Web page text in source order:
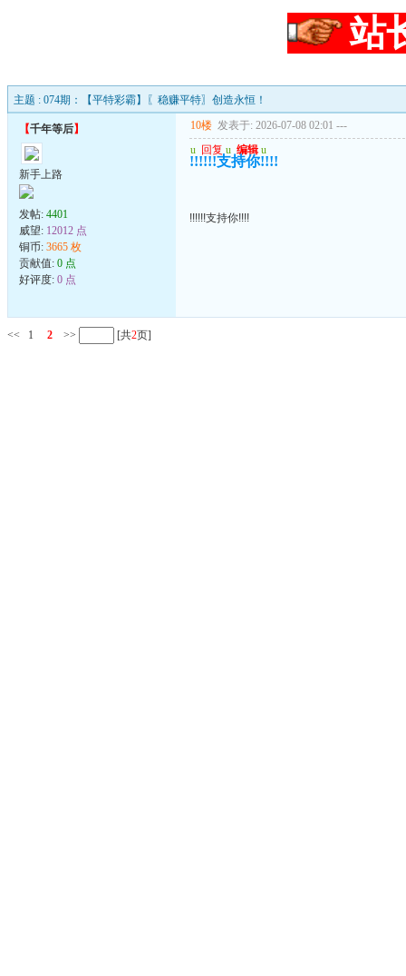
站
主题 : 074期：【平特彩霸】〖稳赚平特〗创造永恒！
【千年等后】
新手上路
发帖: 4401
威望: 12012 点
铜币: 3665 枚
贡献值: 0 点
好评度: 0 点
10楼 发表于: 2026-07-08 02:01 ---
u 回复 u 编辑 u
!!!!!!支持你!!!!
!!!!!!支持你!!!!
<< 1 2 >> [共2页]